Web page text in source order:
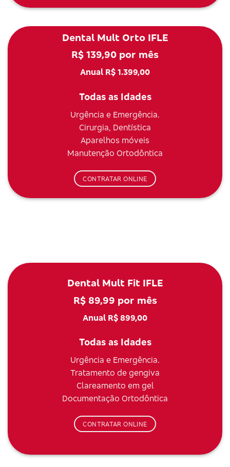
Dental Mult Orto IFLE
R$ 139,90 por mês
Anual R$ 1.399,00
Todas as Idades
Urgência e Emergência.
Cirurgia, Dentística
Aparelhos móveis
Manutenção Ortodôntica
CONTRATAR ONLINE
Dental Mult Fit IFLE
R$ 89,99 por mês
Anual R$ 899,00
Todas as Idades
Urgência e Emergência.
Tratamento de gengiva
Clareamento em gel
Documentação Ortodôntica
CONTRATAR ONLINE